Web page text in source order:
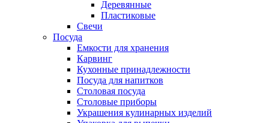
Деревянные
Пластиковые
Свечи
Посуда
Емкости для хранения
Карвинг
Кухонные принадлежности
Посуда для напитков
Столовая посуда
Столовые приборы
Украшения кулинарных изделий